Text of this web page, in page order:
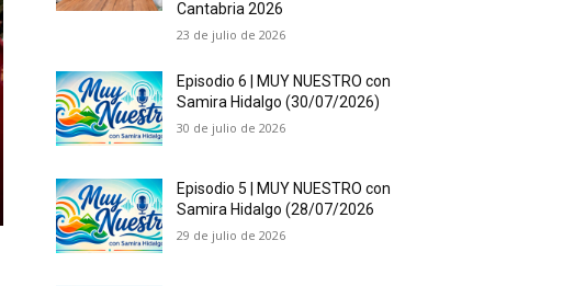
Cantabria 2026
23 de julio de 2026
Episodio 6 | MUY NUESTRO con
Samira Hidalgo (30/07/2026)
30 de julio de 2026
Episodio 5 | MUY NUESTRO con
Samira Hidalgo (28/07/2026
29 de julio de 2026